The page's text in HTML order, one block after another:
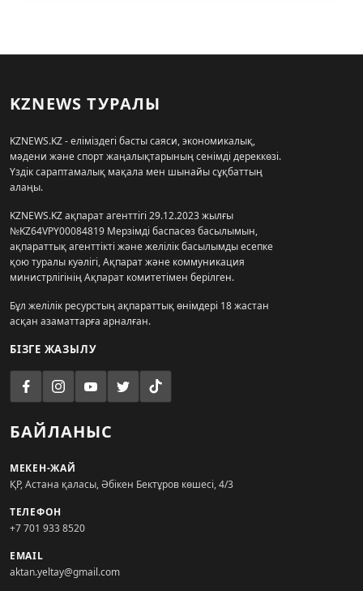
KZNEWS ТУРАЛЫ
KZNEWS.KZ - еліміздегі басты саяси, экономикалық,
мәдени және спорт жаңалықтарының сенімді дереккөзі.
Үздік сараптамалық мақала мен шынайы сұқбаттың
алаңы.
KZNEWS.KZ ақпарат агенттігі 29.12.2023 жылғы
№KZ64VPY00084819 Мерзімді баспасөз басылымын,
ақпараттық агенттікті және желілік басылымды есепке
қою туралы куәлігі, Ақпарат және коммуникация
министрлігінің Ақпарат комитетімен берілген.
Бұл желілік ресурстың ақпараттық өнімдері 18 жастан
асқан азаматтарға арналған.
БІЗГЕ ЖАЗЫЛУ
БАЙЛАНЫС
МЕКЕН-ЖАЙ
ҚР, Астана қаласы, Әбікен Бектұров көшесі, 4/3
ТЕЛЕФОН
+7 701 933 8520
EMAIL
aktan.yeltay@gmail.com